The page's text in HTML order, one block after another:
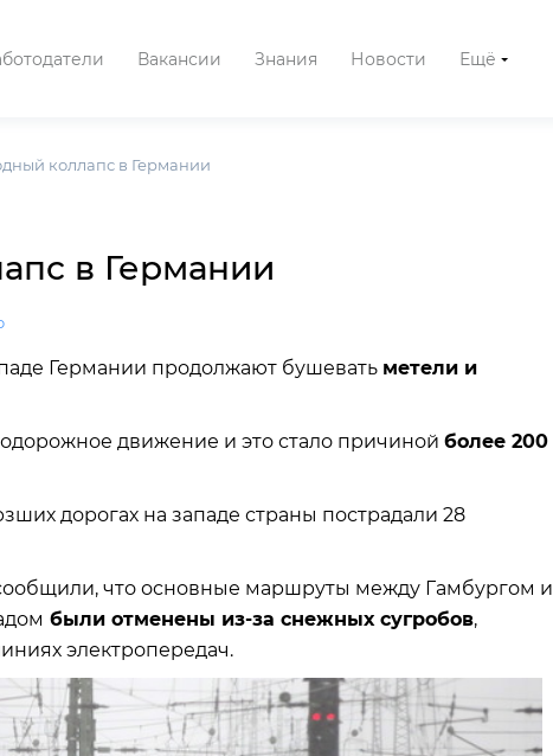
Вакансии Знания Новости Ещё
коллапс в Германии
в Германии
Германии продолжают бушевать метели и
движение и это стало причиной более 200
дорогах на западе страны пострадали 28
что основные маршруты между Гамбургом и
были отменены из-за снежных сугробов,
электропередач.